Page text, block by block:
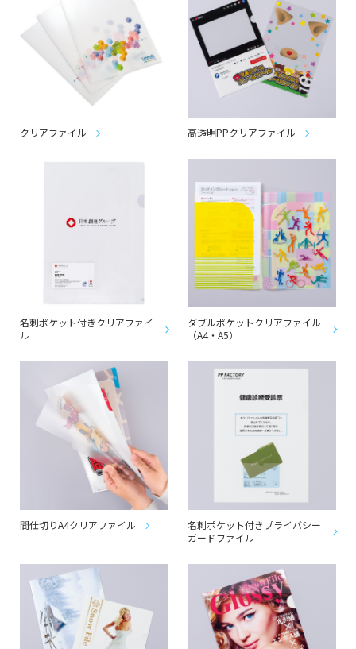
クリアファイル 高透明PPクリアファイル
名刺ポケット付きクリアファイ
ル
ダブルポケットクリアファイル
（A4・A5）
間仕切りA4クリアファイル
名刺ポケット付きプライバシー
ガードファイル